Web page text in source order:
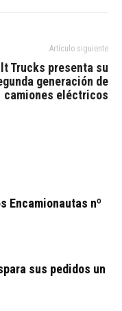
Artículo siguiente
Trucks presenta su
generación de
camiones eléctricos
Encamionautas nº
sus pedidos un